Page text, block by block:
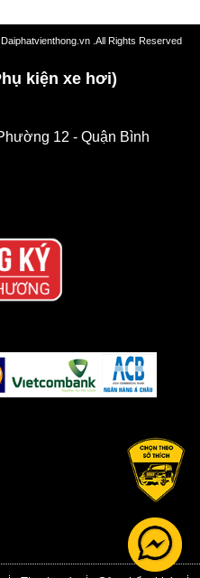
.All Rights Reserved
kiện xe hơi)
12 - Quận Bình